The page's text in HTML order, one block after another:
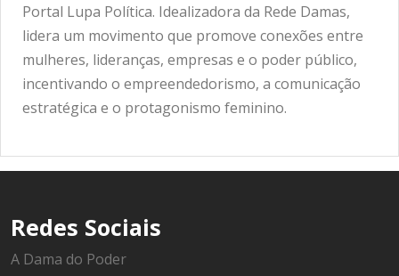
Portal Lupa Política. Idealizadora da Rede Damas,
lidera um movimento que promove conexões entre
mulheres, lideranças, empresas e o poder público,
incentivando o empreendedorismo, a comunicação
estratégica e o protagonismo feminino.
Redes Sociais
A Dama do Poder